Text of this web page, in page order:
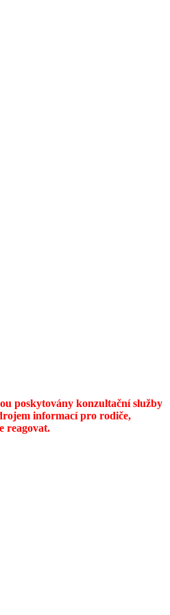
poskytovány konzultační služby
informací pro rodiče,
reagovat.